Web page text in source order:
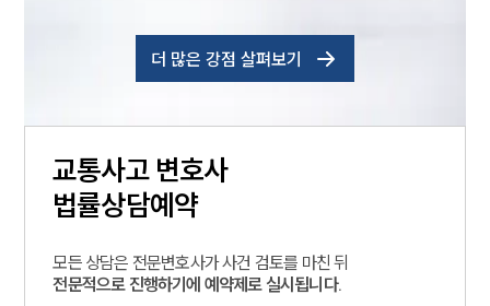
더 많은 강점 살펴보기
교통사고변호사
법률상담예약
모든 상담은 전문변호사가 사건 검토를 마친 뒤
전문적으로 진행하기에 예약제로 실시됩니다.